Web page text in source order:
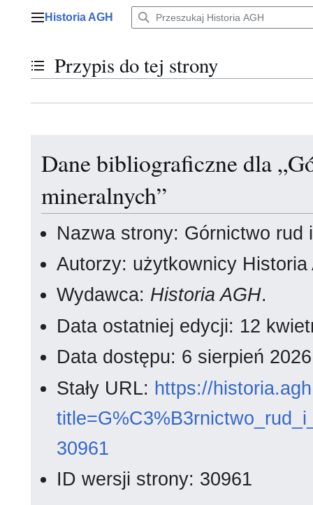
Menu główne
Historia AGH
Przełącz stan spisu treści
Przypis do tej strony
Dane bibliograficzne dla
mineralnych”
Nazwa strony: Górnictwo rud
Autorzy: użytkownicy Historia
Wydawca: Historia AGH.
Data ostatniej edycji: 12
Data dostępu: 6 sierpień
Stały URL: https://
30961
ID wersji strony: 30961